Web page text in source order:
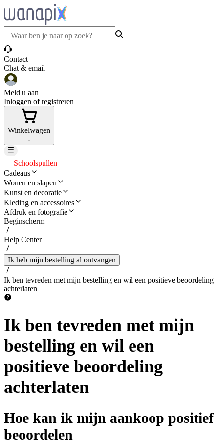
Contact
Chat & email
Meld u aan
Inloggen of registreren
Winkelwagen
-
Schoolspullen
Cadeaus
Wonen en slapen
Kunst en decoratie
Kleding en accessoires
Afdruk en fotografie
Beginscherm
Help Center
Ik heb mijn bestelling al ontvangen
Ik ben tevreden met mijn bestelling en wil een positieve beoordeling
achterlaten
Ik ben tevreden met mijn
bestelling en wil een
positieve beoordeling
achterlaten
Hoe kan ik mijn aankoop positief
beoordelen